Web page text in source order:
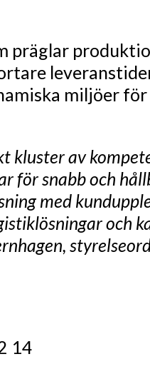
präglar
miljöer
kluster av
för snabb och
med
och
14